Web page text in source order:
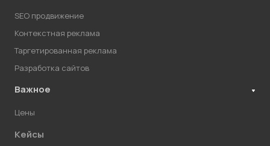
SEO продвижение
Контекстная реклама
Таргетированная реклама
Разработка сайтов
Важное
Цены
Кейсы